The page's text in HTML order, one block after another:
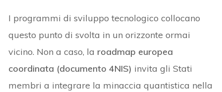
I programmi di sviluppo tecnologico collocano
questo punto di svolta in un orizzonte ormai
vicino. Non a caso, la roadmap europea
coordinata (documento 4NIS) invita gli Stati
membri a integrare la minaccia quantistica nella